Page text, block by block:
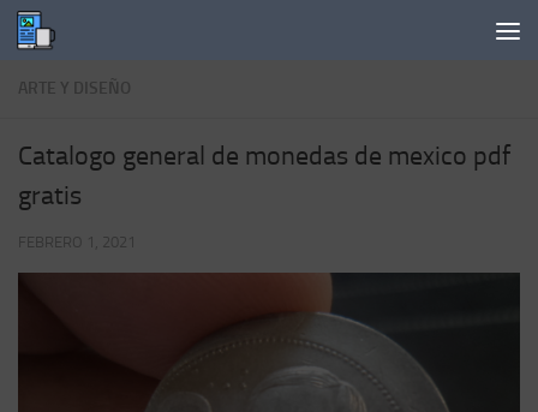
Saltar al contenido
ARTE Y DISEÑO
Catalogo general de monedas de mexico pdf
gratis
FEBRERO 1, 2021